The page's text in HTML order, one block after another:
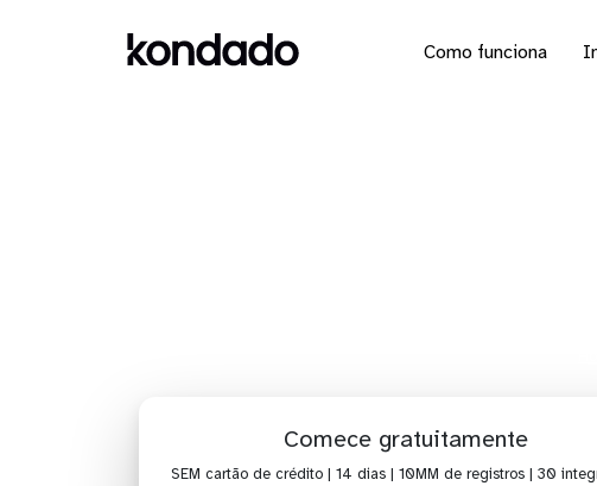
Como funciona
Comece gratuitamente
SEM cartão de crédito | 14 dias | 10MM de registros | 30